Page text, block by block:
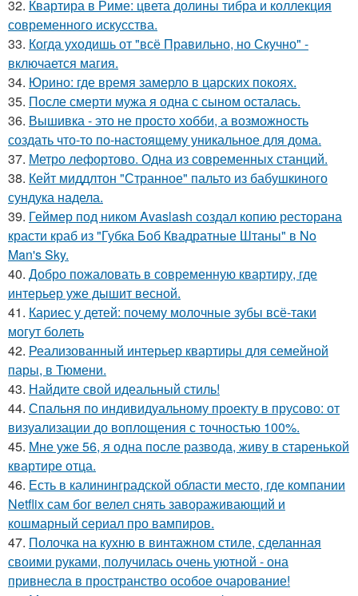
32. Квартира в Риме: цвета долины тибра и коллекция
современного искусства.
33. Когда уходишь от "всё Правильно, но Скучно" -
включается магия.
34. Юрино: где время замерло в царских покоях.
35. После смерти мужа я одна с сыном осталась.
36. Вышивка - это не просто хобби, а возможность
создать что-то по-настоящему уникальное для дома.
37. Метро лефортово. Одна из современных станций.
38. Кейт миддлтон "Странное" пальто из бабушкиного
сундука надела.
39. Геймер под ником Avaslash создал копию ресторана
красти краб из "Губка Боб Квадратные Штаны" в No
Man's Sky.
40. Добро пожаловать в современную квартиру, где
интерьер уже дышит весной.
41. Кариес у детей: почему молочные зубы всё-таки
могут болеть
42. Реализованный интерьер квартиры для семейной
пары, в Тюмени.
43. Найдите свой идеальный стиль!
44. Спальня по индивидуальному проекту в прусово: от
визуализации до воплощения с точностью 100%.
45. Мне уже 56, я одна после развода, живу в старенькой
квартире отца.
46. Есть в калининградской области место, где компании
Netflix сам бог велел снять завораживающий и
кошмарный сериал про вампиров.
47. Полочка на кухню в винтажном стиле, сделанная
своими руками, получилась очень уютной - она
привнесла в пространство особое очарование!